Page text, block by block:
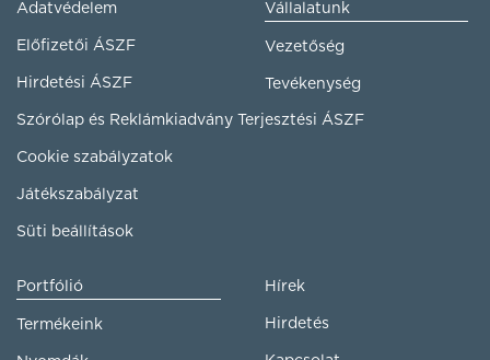
Adatvédelem
Előfizetői ÁSZF
Hirdetési ÁSZF
Szórólap és Reklámkiadvány Terjesztési ÁSZF
Cookie szabályzatok
Játékszabályzat
Süti beállítások
Vállalatunk
Vezetőség
Tevékenység
Portfólió
Termékeink
Hírek
Hirdetés